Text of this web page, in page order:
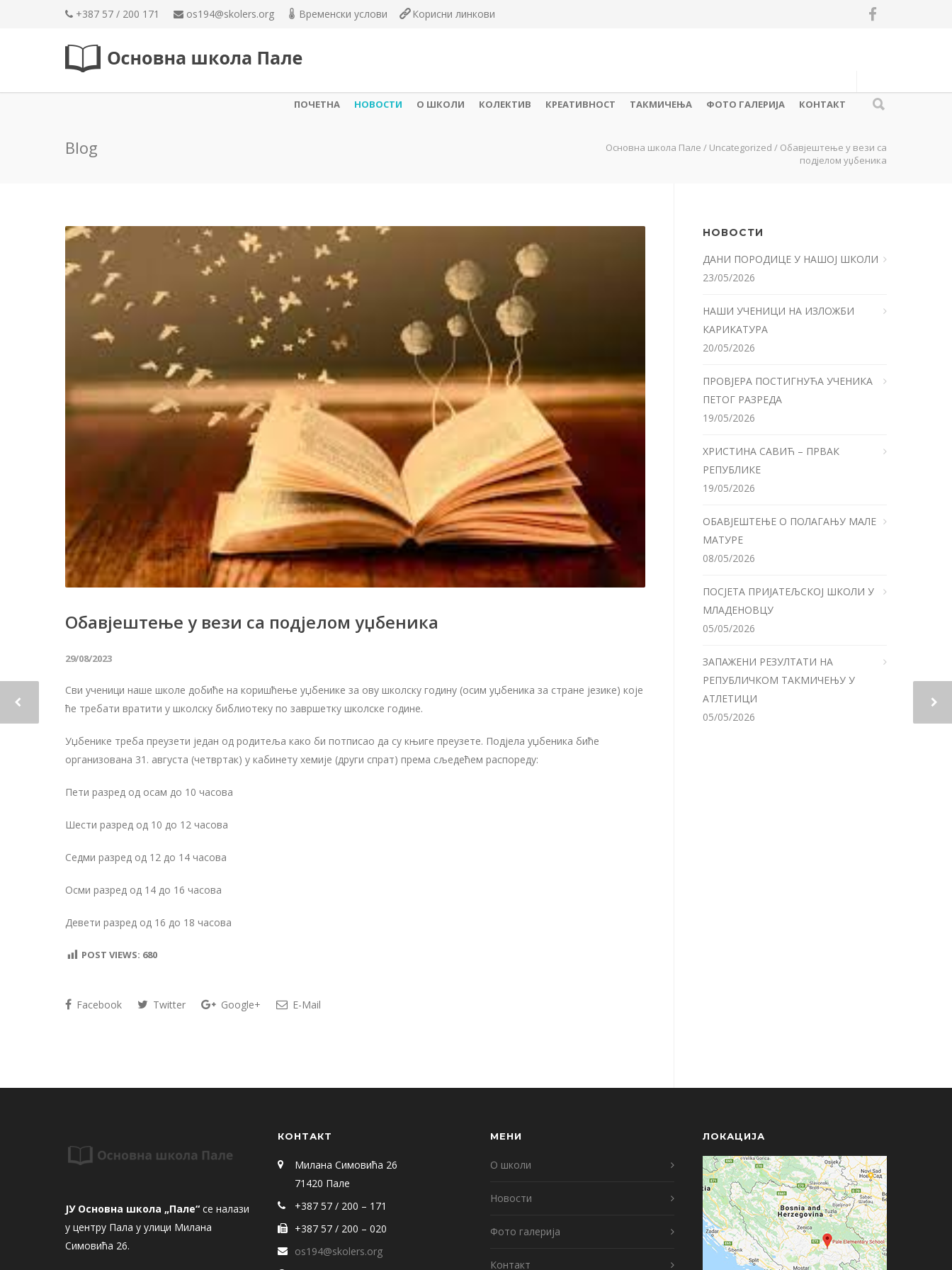
+387 57 / 200 171 os194@skolers.org Временски услови Корисни линкови
ПОЧЕТНА НОВОСТИ О ШКОЛИ КОЛЕКТИВ КРЕАТИВНОСТ ТАКМИЧЕЊА ФОТО ГАЛЕРИЈА КОНТАКТ
Blog Основна школа Пале / Uncategorized / Обавјештење у вези са
подјелом уџбеника
Обавјештење у вези са подјелом уџбеника
29/08/2023
Сви ученици наше школе добиће на коришћење уџбенике за ову школску годину (осим уџбеника за стране језике) које
ће требати вратити у школску библиотеку по завршетку школске године.
Уџбенике треба преузети један од родитеља како би потписао да су књиге преузете. Подјела уџбеника биће
организована 31. августа (четвртак) у кабинету хемије (други спрат) према сљедећем распореду:
Пети разред од осам до 10 часова
Шести разред од 10 до 12 часова
Седми разред од 12 до 14 часова
Осми разред од 14 до 16 часова
Девети разред од 16 до 18 часова
POST VIEWS: 680
Facebook Twitter Google+ E-Mail
НОВОСТИ
ДАНИ ПОРОДИЦЕ У НАШОЈ ШКОЛИ
23/05/2026
НАШИ УЧЕНИЦИ НА ИЗЛОЖБИ
КАРИКАТУРА
20/05/2026
ПРОВЈЕРА ПОСТИГНУЋА УЧЕНИКА
ПЕТОГ РАЗРЕДА
19/05/2026
ХРИСТИНА САВИЋ – ПРВАК
РЕПУБЛИКЕ
19/05/2026
ОБАВЈЕШТЕЊЕ О ПОЛАГАЊУ МАЛЕ
МАТУРЕ
08/05/2026
ПОСЈЕТА ПРИЈАТЕЉСКОЈ ШКОЛИ У
МЛАДЕНОВЦУ
05/05/2026
ЗАПАЖЕНИ РЕЗУЛТАТИ НА
РЕПУБЛИЧКОМ ТАКМИЧЕЊУ У
АТЛЕТИЦИ
05/05/2026
ЈУ Основна школа „Пале“ се налази
у центру Пала у улици Милана
Симовића 26.
КОНТАКТ
Милана Симовића 26
71420 Пале
+387 57 / 200 – 171
+387 57 / 200 – 020
os194@skolers.org
МЕНИ
О школи
Новости
Фото галерија
Контакт
ЛОКАЦИЈА